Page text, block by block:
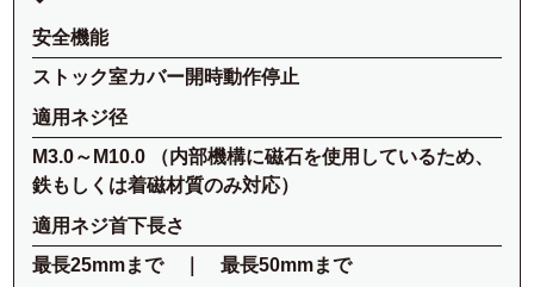
安全機能
ストック室カバー開時動作停止
適用ネジ径
M3.0～M10.0 （内部機構に磁石を使用しているため、
鉄もしくは着磁材質のみ対応）
適用ネジ首下長さ
最長25mmまで ｜ 最長50mmまで